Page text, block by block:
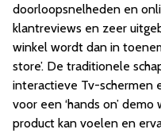
doorloopsnelheden en
klantreviews en zeer
winkel wordt dan in
store’. De traditionele
interactieve Tv-schermen
voor een ‘hands on’
product kan voelen en